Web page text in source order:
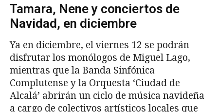
Tamara, Nene y conciertos de
Navidad, en diciembre
Ya en diciembre, el viernes 12 se podrán
disfrutar los monólogos de Miguel Lago,
mientras que la Banda Sinfónica
Complutense y la Orquesta ‘Ciudad de
Alcalá’ abrirán un ciclo de música navideña
a cargo de colectivos artísticos locales que